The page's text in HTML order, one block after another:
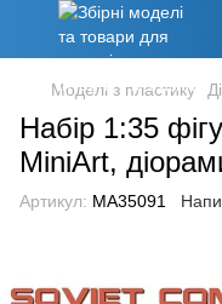
Моделі з пластику
Набір 1:35
MiniArt,
Артикул: MA35091